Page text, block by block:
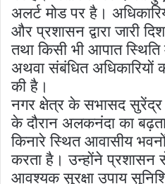
अलर्ट मोड पर है।
और प्रशासन द्वारा जारी
तथा किसी भी आपात
अथवा संबंधित
की है।
नगर क्षेत्र के सभासद
के दौरान अलकनंदा का
किनारे स्थित आवासीय
करता है। उन्होंने प्रशासन
आवश्यक सुरक्षा उपाय